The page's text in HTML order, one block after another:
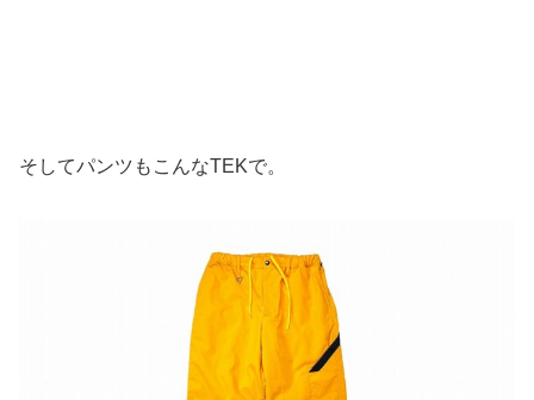
そしてパンツもこんなTEKで。